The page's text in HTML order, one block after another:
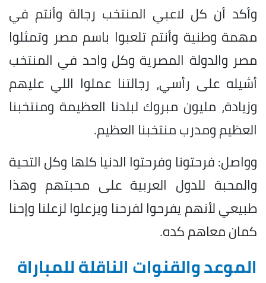
وأكد أن كل لاعبي المنتخب رجالة وأنتم في
مهمة وطنية وأنتم تلعبوا باسم مصر وتمثلوا
مصر والدولة المصرية وكل واحد في المنتخب
أشيله على رأسي، رجالتنا عملوا اللي عليهم
وزيادة، مليون مبروك لبلدنا العظيمة ومنتخبنا
العظيم ومدرب منتخبنا العظيم.
وواصل: فرحتونا وفرحتوا الدنيا كلها وكل التحية
والمحبة للدول العربية على محبتهم وهذا
طبيعي لأنهم يفرحوا لفرحنا ويزعلوا لزعلنا وإحنا
كمان معاهم كده.
الموعد والقنوات الناقلة للمباراة